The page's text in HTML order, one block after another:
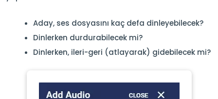
Aday, ses dosyasını kaç defa dinleyebilecek?
Dinlerken durdurabilecek mi?
Dinlerken, ileri-geri (atlayarak) gidebilecek mi?